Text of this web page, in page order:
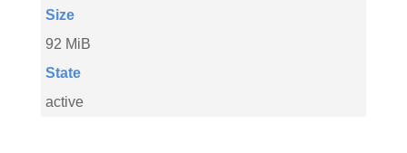
Size
92 MiB
State
active